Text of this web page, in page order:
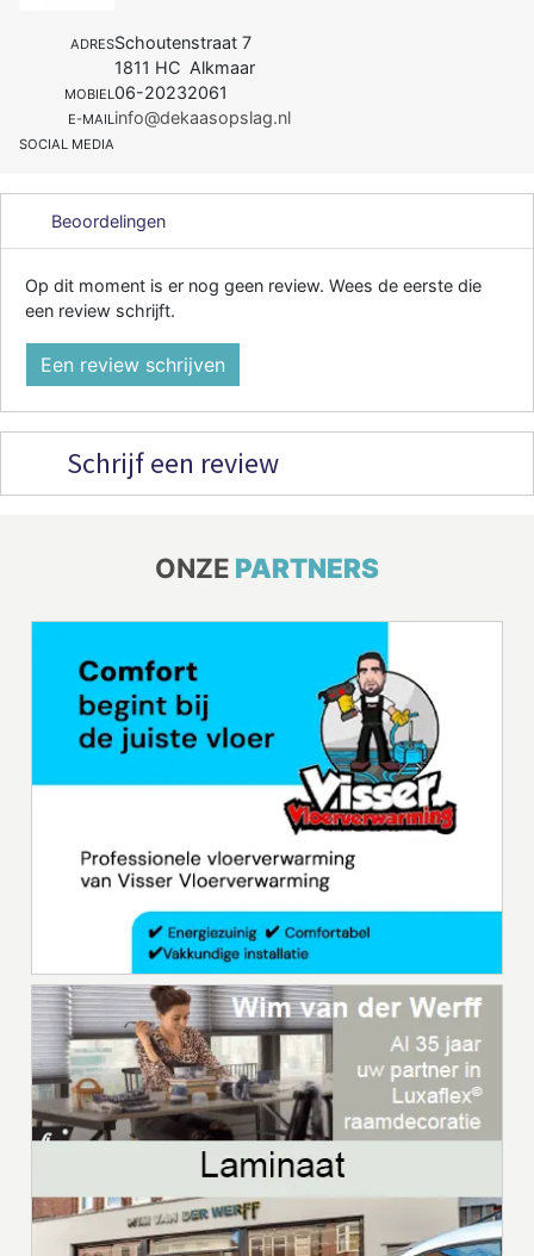
ADRESSchoutenstraat 7
1811 HC Alkmaar
MOBIEL 06-20232061
E-MAIL info@dekaasopslag.nl
SOCIAL MEDIA
Beoordelingen
Op dit moment is er nog geen review. Wees de eerste die
een review schrijft.
Een review schrijven
Schrijf een review
ONZE PARTNERS